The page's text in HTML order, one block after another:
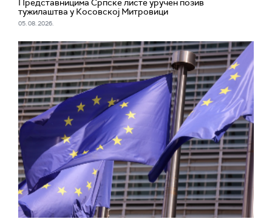
Представницима Српске листе уручен позив
тужилаштва у Косовској Митровици
05. 08. 2026.